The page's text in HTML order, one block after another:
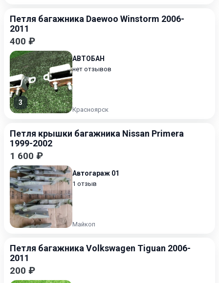
Петля багажника Daewoo Winstorm 2006-
2011
400 ₽
3
АВТОБАН
нет отзывов
Красноярск
Петля крышки багажника Nissan Primera
1999-2002
1 600 ₽
Автогараж 01
1 отзыв
Майкоп
Петля багажника Volkswagen Tiguan 2006-
2011
200 ₽